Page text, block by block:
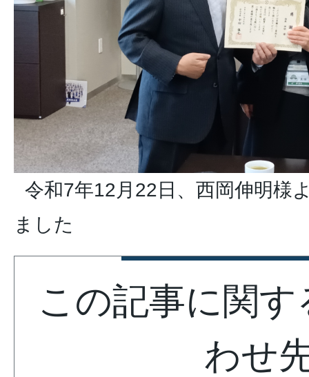
令和7年12月22日、西岡伸明様
ました
この記事に関
わせ